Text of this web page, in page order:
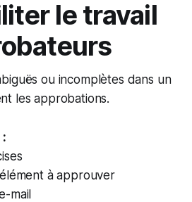
le travail
ou incomplètes dans un
les approbations.
à approuver
mail